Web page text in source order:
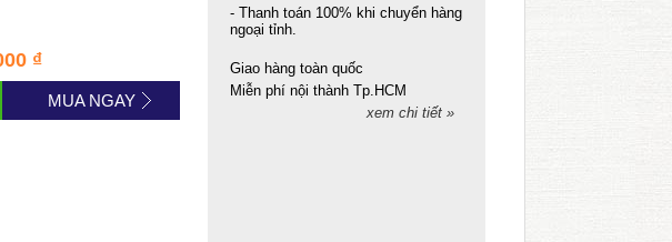
₫
MUA NGAY
- Thanh toán 100% khi chuyển hàng
ngoại tỉnh.
Giao hàng toàn quốc
Miễn phí nội thành Tp.HCM
xem chi tiết »